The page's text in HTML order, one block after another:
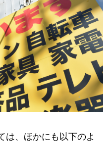
は、ほかにも以下のよ